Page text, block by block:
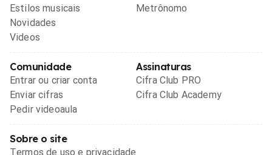
Estilos musicais
Novidades
Videos
Metrônomo
Comunidade
Entrar ou criar conta
Enviar cifras
Pedir videoaula
Assinaturas
Cifra Club PRO
Cifra Club Academy
Sobre o site
Termos de uso e privacidade